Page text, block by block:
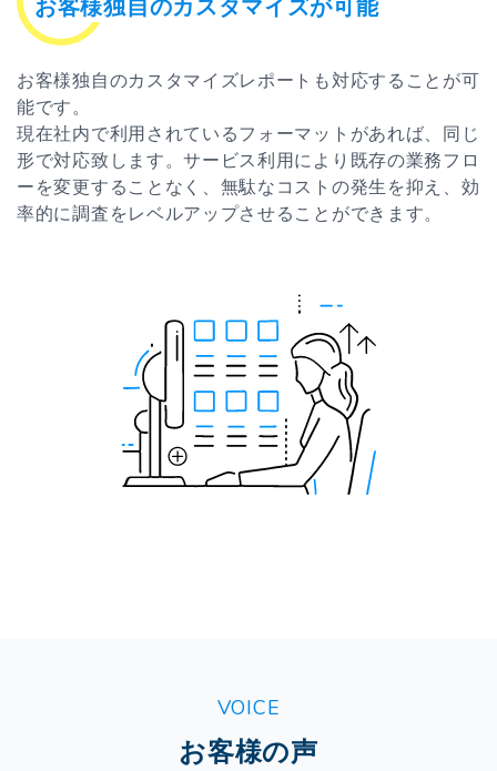
お客様独自のカスタマイズが可能
お客様独自のカスタマイズレポートも対応することが可
能です。
現在社内で利用されているフォーマットがあれば、同じ
形で対応致します。サービス利用により既存の業務フロ
ーを変更することなく、無駄なコストの発生を抑え、効
率的に調査をレベルアップさせることができます。
VOICE
お客様の声